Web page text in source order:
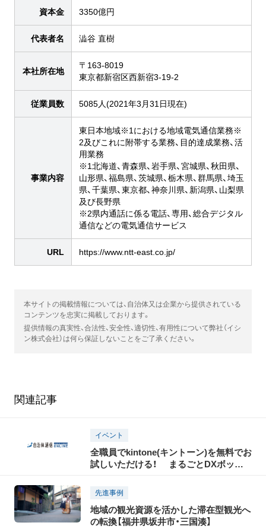
資本金 3350億円
代表者名 澁谷 直樹
本社所在地
〒163-8019
東京都新宿区西新宿3-19-2
従業員数 5085人(2021年3月31日現在)
事業内容
東日本地域※1における地域電気通信業務※
2及びこれに附帯する業務、目的達成業務、活
用業務
※1北海道、青森県、岩手県、宮城県、秋田県、
山形県、福島県、茨城県、栃木県、群馬県、埼玉
県、千葉県、東京都、神奈川県、新潟県、山梨県
及び長野県
※2県内通話に係る電話、専用、総合デジタル
通信などの電気通信サービス
URL https://www.ntt-east.co.jp/
本サイトの掲載情報については、自治体又は企業から提供されている
コンテンツを忠実に掲載しております。
提供情報の真実性、合法性、安全性、適切性、有用性について弊社（イシ
ン株式会社）は何ら保証しないことをご了承ください。
関連記事
イベント
全職員でkintone(キントーン)を無料でお
試しいただける！ まるごとDXボック
先進事例
地域の観光資源を活かした滞在型観光へ
の転換【福井県坂井市・三国湊】